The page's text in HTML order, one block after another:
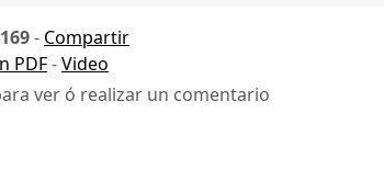
- Compartir
PDF-Video
ver ó realizar un comentario